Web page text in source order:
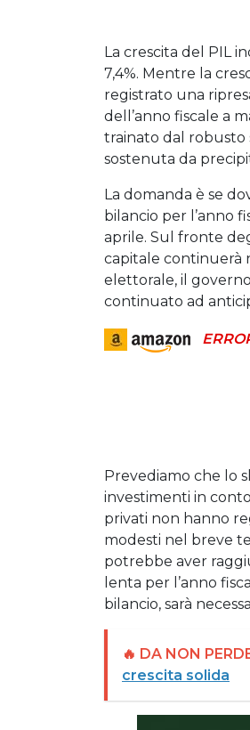
La crescita del PIL
7,4%. Mentre la
registrato una
dell’anno fiscale a
trainato dal robusto
sostenuta da
La domanda è se
bilancio per l’anno
aprile. Sul fronte
capitale continuerà
elettorale, il
continuato ad
Prevediamo che lo
investimenti in
privati non hanno
modesti nel breve
potrebbe aver
lenta per l’anno
bilancio, sarà
🔥 DA NON
crescita solida